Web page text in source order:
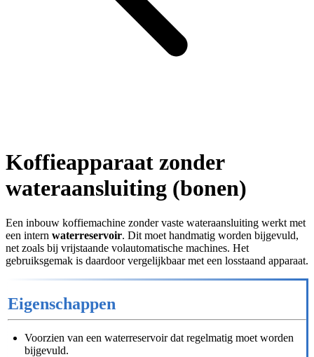
Koffieapparaat zonder
wateraansluiting (bonen)
Een inbouw koffiemachine zonder vaste wateraansluiting werkt met
een intern waterreservoir. Dit moet handmatig worden bijgevuld,
net zoals bij vrijstaande volautomatische machines. Het
gebruiksgemak is daardoor vergelijkbaar met een losstaand apparaat.
Eigenschappen
Voorzien van een waterreservoir dat regelmatig moet worden
bijgevuld.